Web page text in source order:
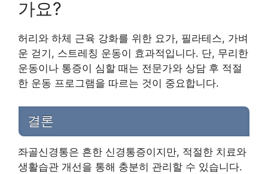
가요?
허리와 하체 근육 강화를 위한 요가, 필라테스, 가벼
운 걷기, 스트레칭 운동이 효과적입니다. 단, 무리한
운동이나 통증이 심할 때는 전문가와 상담 후 적절
한 운동 프로그램을 따르는 것이 중요합니다.
결론
좌골신경통은 흔한 신경통증이지만, 적절한 치료와
생활습관 개선을 통해 충분히 관리할 수 있습니다.